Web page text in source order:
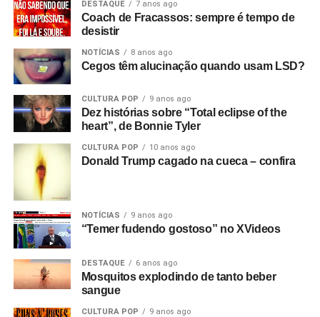
DESTAQUE 7 anos ago
Coach de Fracassos: sempre é tempo de
desistir
NOTÍCIAS 8 anos ago
Cegos têm alucinação quando usam LSD?
CULTURA POP 9 anos ago
Dez histórias sobre “Total eclipse of the
heart”, de Bonnie Tyler
CULTURA POP 10 anos ago
Donald Trump cagado na cueca – confira
NOTÍCIAS 9 anos ago
“Temer fudendo gostoso” no XVideos
DESTAQUE 6 anos ago
Mosquitos explodindo de tanto beber
sangue
CULTURA POP 9 anos ago